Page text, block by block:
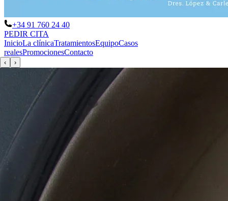
+34 91 760 24 40
PEDIR CITA
InicioLa clínicaTratamientosEquipoCasos
realesPromocionesContacto
‹ ›